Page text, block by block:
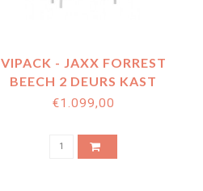
VIPACK - JAXX FORREST
BEECH 2 DEURS KAST
BEUK WIT
€1.099,00